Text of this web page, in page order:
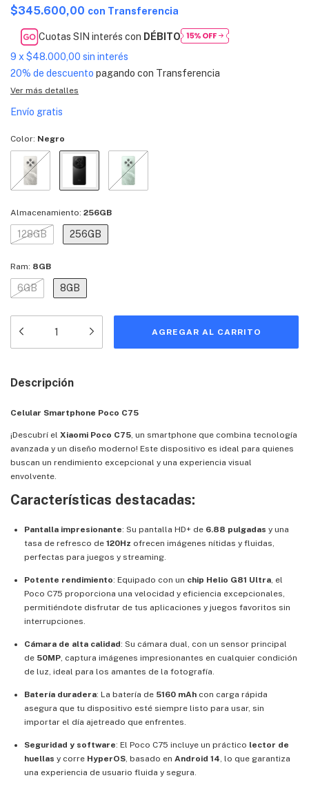
$345.600,00 con Transferencia
Cuotas SIN interés con DÉBITO
9 x $48.000,00 sin interés
20% de descuento pagando con Transferencia
Ver más detalles
Envío gratis
Color: Negro
Almacenamiento: 256GB
128GB 256GB
Ram: 8GB
6GB 8GB
Descripción
Celular Smartphone Poco C75
¡Descubrí el Xiaomi Poco C75, un smartphone que combina tecnología
avanzada y un diseño moderno! Este dispositivo es ideal para quienes
buscan un rendimiento excepcional y una experiencia visual
envolvente.
Características destacadas:
Pantalla impresionante: Su pantalla HD+ de 6.88 pulgadas y una
tasa de refresco de 120Hz ofrecen imágenes nítidas y fluidas,
perfectas para juegos y streaming.
Potente rendimiento: Equipado con un chip Helio G81 Ultra, el
Poco C75 proporciona una velocidad y eficiencia excepcionales,
permitiéndote disfrutar de tus aplicaciones y juegos favoritos sin
interrupciones.
Cámara de alta calidad: Su cámara dual, con un sensor principal
de 50MP, captura imágenes impresionantes en cualquier condición
de luz, ideal para los amantes de la fotografía.
Batería duradera: La batería de 5160 mAh con carga rápida
asegura que tu dispositivo esté siempre listo para usar, sin
importar el día ajetreado que enfrentes.
Seguridad y software: El Poco C75 incluye un práctico lector de
huellas y corre HyperOS, basado en Android 14, lo que garantiza
una experiencia de usuario fluida y segura.